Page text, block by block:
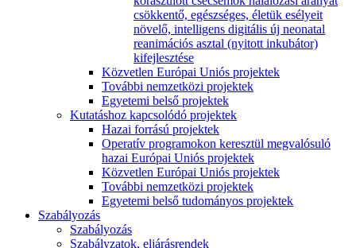
csökkentő, egészséges, életük esélyeit
növelő, intelligens digitális új neonatal
reanimációs asztal (nyitott inkubátor)
kifejlesztése
Közvetlen Európai Uniós projektek
További nemzetközi projektek
Egyetemi belső projektek
Kutatáshoz kapcsolódó projektek
Hazai forrású projektek
Operatív programokon keresztül megvalósuló
hazai Európai Uniós projektek
Közvetlen Európai Uniós projektek
További nemzetközi projektek
Egyetemi belső tudományos projektek
Szabályozás
Szabályozás
Szabályzatok, eljárásrendek